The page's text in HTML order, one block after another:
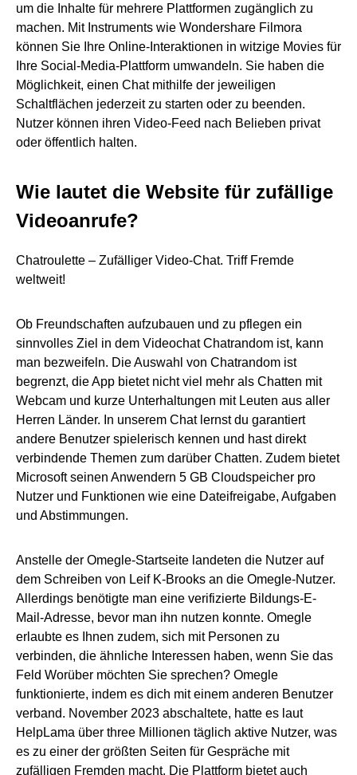
um die Inhalte für mehrere Plattformen zugänglich zu
machen. Mit Instruments wie Wondershare Filmora
können Sie Ihre Online-Interaktionen in witzige Movies für
Ihre Social-Media-Plattform umwandeln. Sie haben die
Möglichkeit, einen Chat mithilfe der jeweiligen
Schaltflächen jederzeit zu starten oder zu beenden.
Nutzer können ihren Video-Feed nach Belieben privat
oder öffentlich halten.
Wie lautet die Website für zufällige
Videoanrufe?
Chatroulette – Zufälliger Video-Chat. Triff Fremde
weltweit!
Ob Freundschaften aufzubauen und zu pflegen ein
sinnvolles Ziel in dem Videochat Chatrandom ist, kann
man bezweifeln. Die Auswahl von Chatrandom ist
begrenzt, die App bietet nicht viel mehr als Chatten mit
Webcam und kurze Unterhaltungen mit Leuten aus aller
Herren Länder. In unserem Chat lernst du garantiert
andere Benutzer spielerisch kennen und hast direkt
verbindende Themen zum darüber Chatten. Zudem bietet
Microsoft seinen Anwendern 5 GB Cloudspeicher pro
Nutzer und Funktionen wie eine Dateifreigabe, Aufgaben
und Abstimmungen.
Anstelle der Omegle-Startseite landeten die Nutzer auf
dem Schreiben von Leif K-Brooks an die Omegle-Nutzer.
Allerdings benötigte man eine verifizierte Bildungs-E-
Mail-Adresse, bevor man ihn nutzen konnte. Omegle
erlaubte es Ihnen zudem, sich mit Personen zu
verbinden, die ähnliche Interessen haben, wenn Sie das
Feld Worüber möchten Sie sprechen? Omegle
funktionierte, indem es dich mit einem anderen Benutzer
verband. November 2023 abschaltete, hatte es laut
HelpLama über three Millionen täglich aktive Nutzer, was
es zu einer der größten Seiten für Gespräche mit
zufälligen Fremden macht. Die Plattform bietet auch